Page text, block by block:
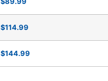
$114.99
$144.99